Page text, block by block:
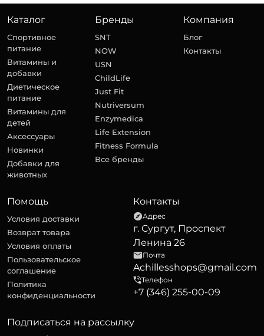
Каталог
Спортивное
питание
Витамины и
добавки
Диетическое
питание
Витамины для
детей
Аксессуары
Новинки
Добавки для
животных
Бренды
SNT
NOW
USN
ChildLife
Just Fit
Nutriversum
Enzymedica
Life Extension
Fitness Formula
Все бренды
Компания
Блог
Контакты
Помощь
Условия доставки
Возврат товара
Условия оплаты
Пользовательское
соглашение
Политика
конфиденциальности
Контакты
Адрес
г. Сургут, Проспект
Ленина 26
Почта
Achillesshops@gmail.com
Телефон
+7 (346) 255-00-09
Подписаться на рассылку